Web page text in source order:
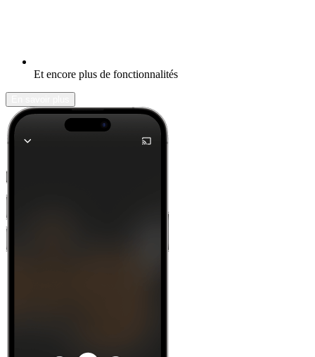
Et encore plus de fonctionnalités